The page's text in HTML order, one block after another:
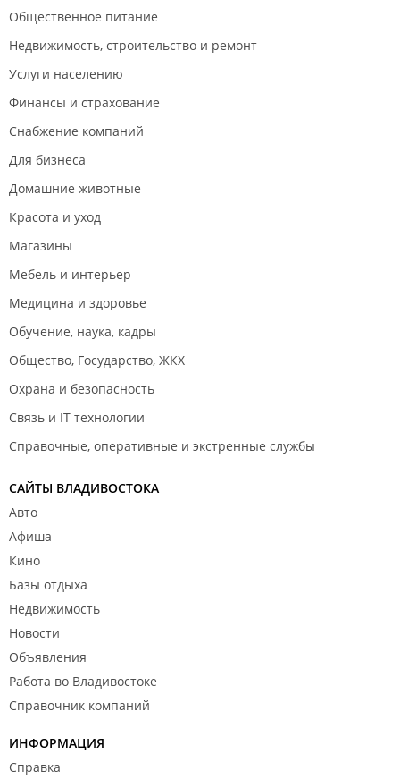
Общественное питание
Недвижимость, строительство и ремонт
Услуги населению
Финансы и страхование
Снабжение компаний
Для бизнеса
Домашние животные
Красота и уход
Магазины
Мебель и интерьер
Медицина и здоровье
Обучение, наука, кадры
Общество, Государство, ЖКХ
Охрана и безопасность
Связь и IT технологии
Справочные, оперативные и экстренные службы
САЙТЫ ВЛАДИВОСТОКА
Авто
Афиша
Кино
Базы отдыха
Недвижимость
Новости
Объявления
Работа во Владивостоке
Справочник компаний
ИНФОРМАЦИЯ
Справка